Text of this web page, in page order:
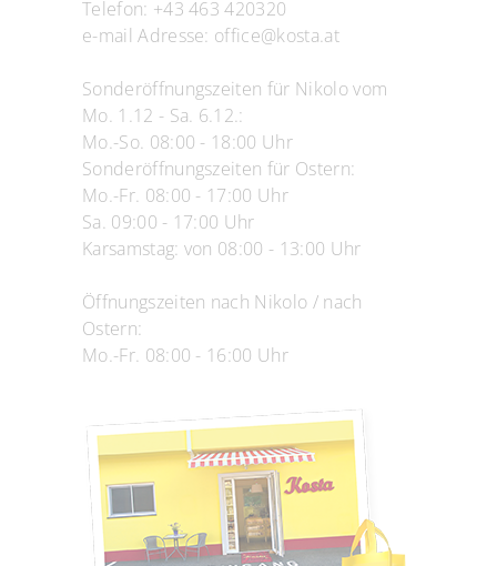
Telefon: +43 463 420320
e-mail Adresse: office@kosta.at
Sonderöffnungszeiten für Nikolo vom
Mo. 1.12 - Sa. 6.12.:
Mo.-So. 08:00 - 18:00 Uhr
Sonderöffnungszeiten für Ostern:
Mo.-Fr. 08:00 - 17:00 Uhr
Sa. 09:00 - 17:00 Uhr
Karsamstag: von 08:00 - 13:00 Uhr
Öffnungszeiten nach Nikolo / nach
Ostern:
Mo.-Fr. 08:00 - 16:00 Uhr